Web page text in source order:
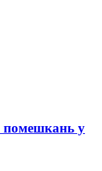
помешкань у